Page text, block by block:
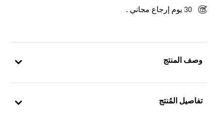
وصف المنتج
تفاصيل المُنتج